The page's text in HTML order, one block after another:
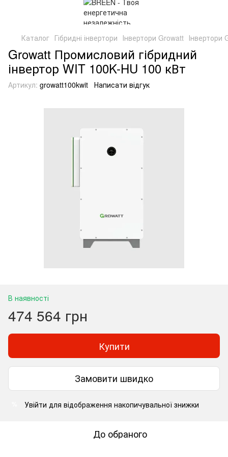
Каталог Гібридні інвертори Інвертори Growatt Інвертори
Growatt Промисловий гібридний
інвертор WIT 100K-HU 100 кВт
Артикул: growatt100kwit Написати відгук
В наявності
474 564 грн
Купити
Замовити швидко
Увійти для відображення накопичувальної знижки
До обраного